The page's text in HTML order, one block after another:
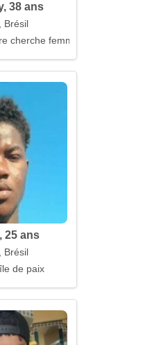
38 ans
Brésil
cherche femme
25 ans
Brésil
de paix